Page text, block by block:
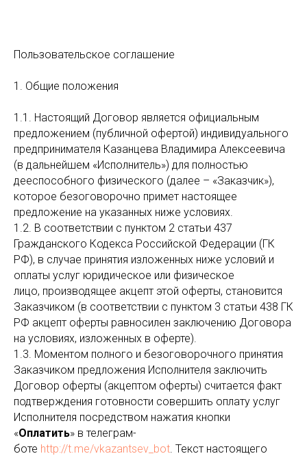
Пользовательское соглашение
1. Общие положения
1.1. Настоящий Договор является официальным
предложением (публичной офертой) индивидуального
предпринимателя Казанцева Владимира Алексеевича
(в дальнейшем «Исполнитель») для полностью
дееспособного физического (далее – «Заказчик»),
которое безоговорочно примет настоящее
предложение на указанных ниже условиях.
1.2. В соответствии с пунктом 2 статьи 437
Гражданского Кодекса Российской Федерации (ГК
РФ), в случае принятия изложенных ниже условий и
оплаты услуг юридическое или физическое
лицо, производящее акцепт этой оферты, становится
Заказчиком (в соответствии с пунктом 3 статьи 438 ГК
РФ акцепт оферты равносилен заключению Договора
на условиях, изложенных в оферте).
1.3. Моментом полного и безоговорочного принятия
Заказчиком предложения Исполнителя заключить
Договор оферты (акцептом оферты) считается факт
подтверждения готовности совершить оплату услуг
Исполнителя посредством нажатия кнопки
«Оплатить» в телеграм-
боте http://t.me/vkazantsev_bot. Текст настоящего